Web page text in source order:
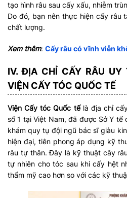
tạo hình râu sau cấy xấu, nhiễm
Do đó, bạn nên thực hiện cấy râu
chất lượng.
Xem thêm: Cấy râu có vĩnh viễn
IV. ĐỊA CHỈ CẤY RÂU UY
VIỆN CẤY TÓC QUỐC TẾ
Viện Cấy tóc Quốc tếlà địa chỉ
số 1 tại Việt Nam, đã được Sở Y tế
khám quy tụ đội ngũ bác sĩ giàu
hiện đại, tiên phong áp dụng kỹ
râu tự thân. Đây là kỹ thuật cây
tự nhiên cho tóc sau khi cấy hệt
thẩm mỹ cao hơn so với các kỹ